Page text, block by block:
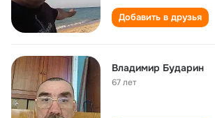
Добавить в друзья
Владимир Бударин
67 лет